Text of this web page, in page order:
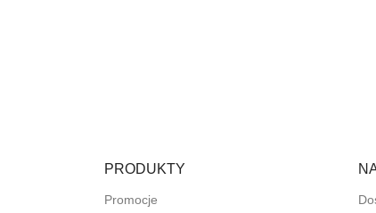
PRODUKTY
Promocje